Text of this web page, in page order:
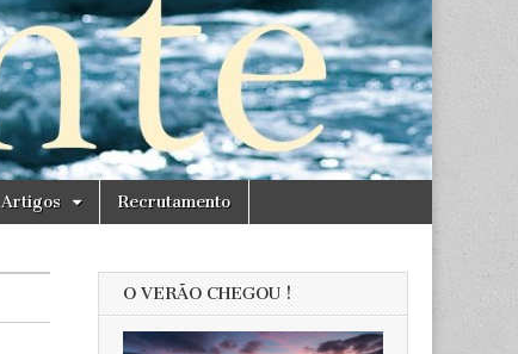
Artigos Recrutamento
O VERÃO CHEGOU !